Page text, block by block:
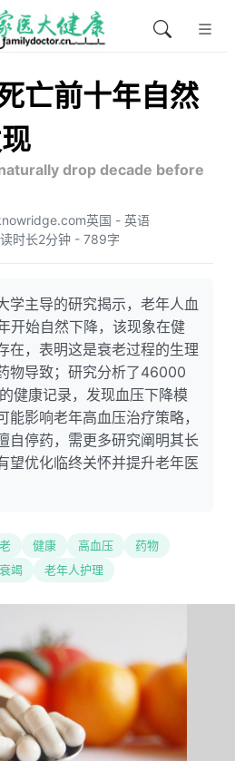
亡前十年自然
drop decade before
英国 - 英语
时长2分钟 - 789字
学主导的研究揭示，老年人血
开始自然下降，该现象在健
在，表明这是衰老过程的生理
物导致；研究分析了46000
健康记录，发现血压下降模
能影响老年高血压治疗策略，
自停药，需更多研究阐明其长
望优化临终关怀并提升老年医
健康 高血压
药物
竭 老年人护理